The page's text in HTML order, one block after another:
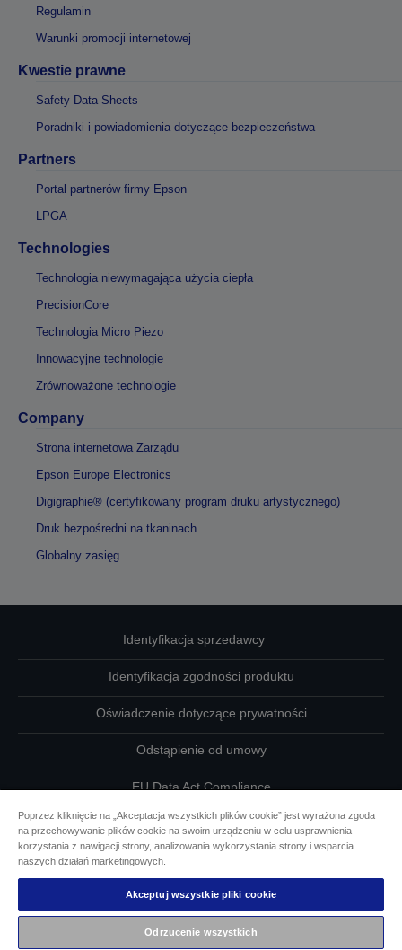
Regulamin
Warunki promocji internetowej
Kwestie prawne
Safety Data Sheets
Poradniki i powiadomienia dotyczące bezpieczeństwa
Partners
Portal partnerów firmy Epson
LPGA
Technologies
Technologia niewymagająca użycia ciepła
PrecisionCore
Technologia Micro Piezo
Innowacyjne technologie
Zrównoważone technologie
Company
Strona internetowa Zarządu
Epson Europe Electronics
Digigraphie® (certyfikowany program druku artystycznego)
Druk bezpośredni na tkaninach
Globalny zasięg
Identyfikacja sprzedawcy
Identyfikacja zgodności produktu
Oświadczenie dotyczące prywatności
Odstąpienie od umowy
EU Data Act Compliance
Skontaktuj się z nami w sprawie swoich danych
Informacje o plikach cookie
Działania firmy Epson na rzecz dostępności
Poprzez kliknięcie na „Akceptacja wszystkich plików cookie” jest wyrażona zgoda
na przechowywanie plików cookie na swoim urządzeniu w celu usprawnienia
korzystania z nawigacji strony, analizowania wykorzystania strony i wsparcia
naszych działań marketingowych.
Akceptuj wszystkie pliki cookie
Odrzucenie wszystkich